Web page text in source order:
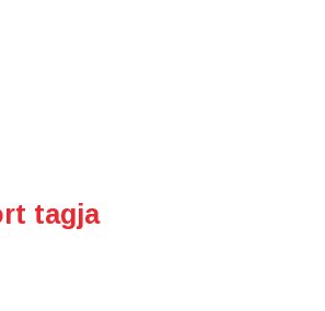
tagja